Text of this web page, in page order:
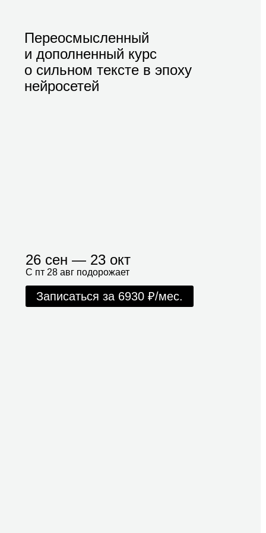
Переосмысленный
и дополненный курс
о сильном тексте в эпоху
нейросетей
26 сен — 23 окт
С пт 28 авг подорожает
Записаться за 6930 ₽/мес.